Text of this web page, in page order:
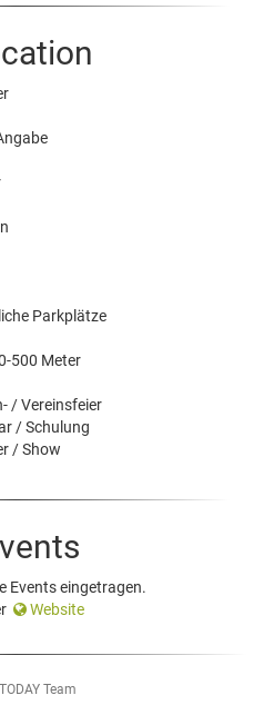
Parkplätze
500 Meter
/ Vereinsfeier
/ Schulung
/ Show
Events eingetragen.
Website
Team